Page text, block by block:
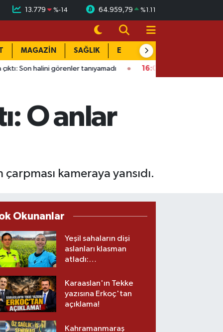
13.779 %-14 64.959,79 %1.11
MAGAZİN SAĞLIK EĞİTİM
görenler tanıyamadı 16:01 Kahramanmaraş’ta bina
O anlar
kameraya yansıdı.
Okunanlar
Yeşil sahaların dişi
aslanları klasman
atladı:
üst lige iki transfer!
Karaaslan'ın Tekke
yazısına Erkoç'tan
açıklama!
Kahramanmaraş